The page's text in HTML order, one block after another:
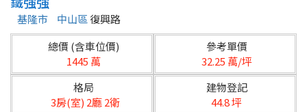
台北市
基隆市
新北市
基隆市 中山區 復興路
總價 (含車位價)
1445 萬
參考單價
32.25 萬/坪
格局
3房(室) 2廳 2衛
建物登記
44.8 坪